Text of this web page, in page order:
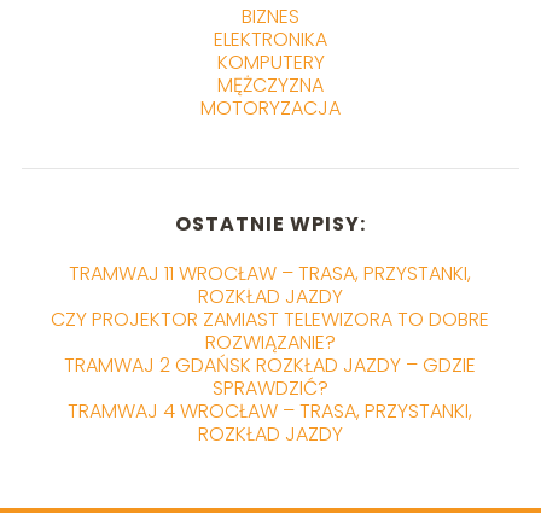
BIZNES
ELEKTRONIKA
KOMPUTERY
MĘŻCZYZNA
MOTORYZACJA
OSTATNIE WPISY:
TRAMWAJ 11 WROCŁAW – TRASA, PRZYSTANKI,
ROZKŁAD JAZDY
CZY PROJEKTOR ZAMIAST TELEWIZORA TO DOBRE
ROZWIĄZANIE?
TRAMWAJ 2 GDAŃSK ROZKŁAD JAZDY – GDZIE
SPRAWDZIĆ?
TRAMWAJ 4 WROCŁAW – TRASA, PRZYSTANKI,
ROZKŁAD JAZDY